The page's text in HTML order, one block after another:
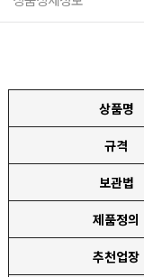
상품명
규격
보관법
제품정의
추천업장